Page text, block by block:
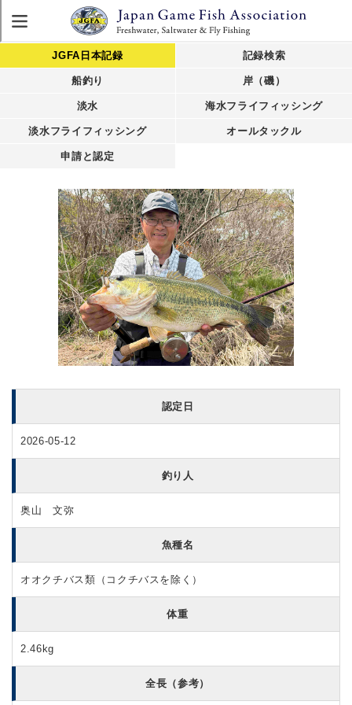
JGFA日本記録 記録検索
船釣り 岸（磯）
淡水 海水フライフィッシング
淡水フライフィッシング オールタックル
申請と認定
認定日
2026-05-12
釣り人
奥山 文弥
魚種名
オオクチバス類（コクチバスを除く）
体重
2.46kg
全長（参考）